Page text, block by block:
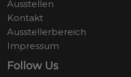
Ausstellen
Kontakt
Ausstellerbereich
Impressum
Follow Us